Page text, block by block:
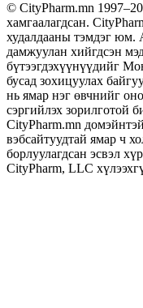
© CityPharm.mn
хамгаалагдсан.
худалдааны тэмдэг юм.
дамжуулан хийгдсэн
бүтээгдэхүүнүүдийг
бусад зохицуулах
нь ямар нэг өвчнийг
сэргийлэх зорилготой
CityPharm.mn
вэбсайтуудтай ямар ч
борлуулагдсан эсвэл
CityPharm, LLC